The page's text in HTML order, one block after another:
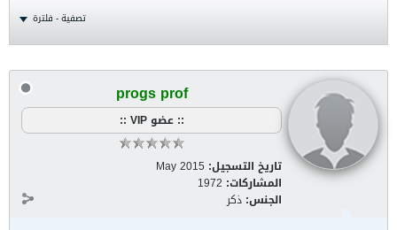
تصفية - فلترة
progs prof
:: عضو VIP ::
تاريخ التسجيل: May 2015
المشاركات: 1972
الجنس: ذكر